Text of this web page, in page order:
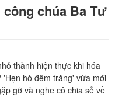
công chúa Ba Tư
thành hiện thực khi hóa
hò đêm trăng' vừa mới
gỡ và nghe cô chia sẻ về